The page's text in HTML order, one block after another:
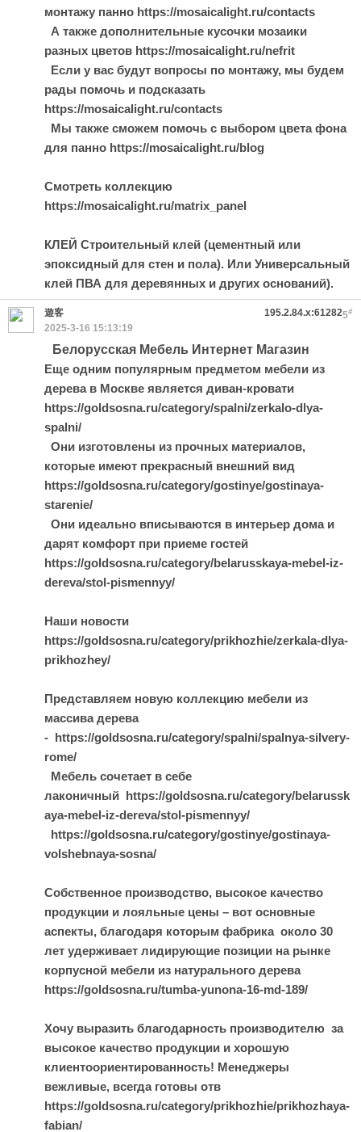
монтажу панно https://mosaicalight.ru/contacts
А также дополнительные кусочки мозаики
разных цветов https://mosaicalight.ru/nefrit
Если у вас будут вопросы по монтажу, мы будем
рады помочь и подсказать
https://mosaicalight.ru/contacts
Мы также сможем помочь с выбором цвета фона
для панно https://mosaicalight.ru/blog
Смотреть коллекцию
https://mosaicalight.ru/matrix_panel
КЛЕЙ Строительный клей (цементный или
эпоксидный для стен и пола). Или Универсальный
клей ПВА для деревянных и других оснований).
5#
遊客
195.2.84.x:61282
2025-3-16 15:13:19
Белорусская Мебель Интернет Магазин
Еще одним популярным предметом мебели из
дерева в Москве является диван-кровати
https://goldsosna.ru/category/spalni/zerkalo-dlya-
spalni/
Они изготовлены из прочных материалов,
которые имеют прекрасный внешний вид
https://goldsosna.ru/category/gostinye/gostinaya-
starenie/
Они идеально вписываются в интерьер дома и
дарят комфорт при приеме гостей
https://goldsosna.ru/category/belarusskaya-mebel-iz-
dereva/stol-pismennyy/
Наши новости
https://goldsosna.ru/category/prikhozhie/zerkala-dlya-
prikhozhey/
Представляем новую коллекцию мебели из
массива дерева
- https://goldsosna.ru/category/spalni/spalnya-silvery-
rome/
Мебель сочетает в себе
лаконичный https://goldsosna.ru/category/belarussk
aya-mebel-iz-dereva/stol-pismennyy/
https://goldsosna.ru/category/gostinye/gostinaya-
volshebnaya-sosna/
Собственное производство, высокое качество
продукции и лояльные цены – вот основные
аспекты, благодаря которым фабрика около 30
лет удерживает лидирующие позиции на рынке
корпусной мебели из натурального дерева
https://goldsosna.ru/tumba-yunona-16-md-189/
Хочу выразить благодарность производителю за
высокое качество продукции и хорошую
клиентоориентированность! Менеджеры
вежливые, всегда готовы отв
https://goldsosna.ru/category/prikhozhie/prikhozhaya-
fabian/